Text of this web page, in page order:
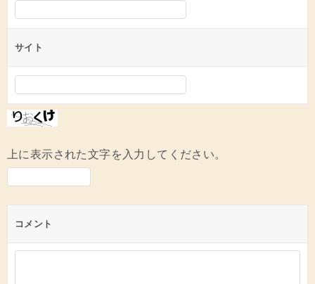
サイト
上に表示された文字を入力してください。
コメント